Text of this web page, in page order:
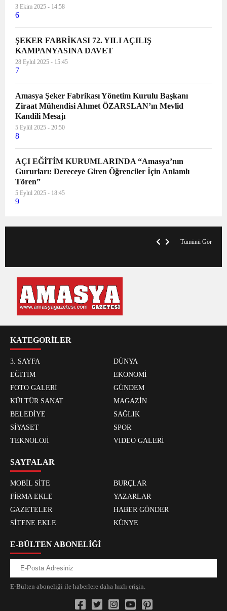
3 Ekim 2025 - 14:58
6
ŞEKER FABRİKASI 72. YILI AÇILIŞ
KAMPANYASINA DAVET
28 Eylül 2025 - 15:45
7
Amasya Şeker Fabrikası Yönetim Kurulu Başkanı
Ziraat Mühendisi Ahmet ÖZARSLAN’ın Mevlid
Kandili Mesajı
5 Eylül 2025 - 20:50
8
AÇI EĞİTİM KURUMLARINDA “Amasya’nın
Gururları: Dereceye Giren Öğrenciler İçin Anlamlı
Tören”
5 Eylül 2025 - 18:45
9
Tümünü Gör
KATEGORİLER
3. SAYFA
DÜNYA
EĞİTİM
EKONOMİ
FOTO GALERİ
GÜNDEM
KÜLTÜR SANAT
MAGAZİN
BELEDİYE
SAĞLIK
SİYASET
SPOR
TEKNOLOJİ
VIDEO GALERİ
SAYFALAR
MOBİL SİTE
BURÇLAR
FİRMA EKLE
YAZARLAR
GAZETELER
HABER GÖNDER
SİTENE EKLE
KÜNYE
E-BÜLTEN ABONELİĞİ
E-Bülten aboneliği ile haberlere daha hızlı erişin.